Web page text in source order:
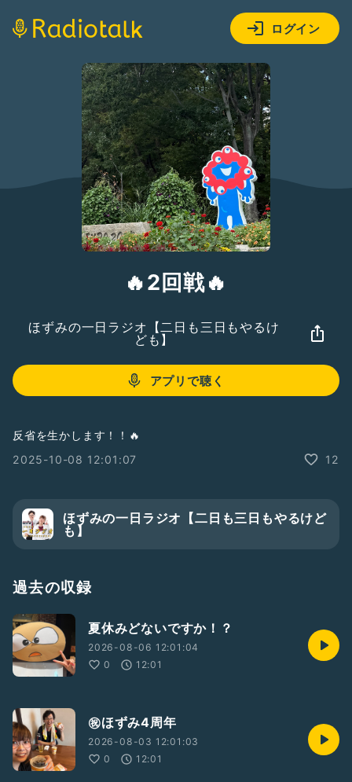
ログイン
🔥2回戦🔥
ほずみの一日ラジオ【二日も三日もやるけ
ども】
アプリで聴く
反省を生かします！！🔥
2025-10-08 12:01:07
12
ほずみの一日ラジオ【二日も三日もやるけど
も】
過去の収録
夏休みどないですか！？
2026-08-06 12:01:04
0
12:01
㊗️ほずみ4周年
2026-08-03 12:01:03
0
12:01